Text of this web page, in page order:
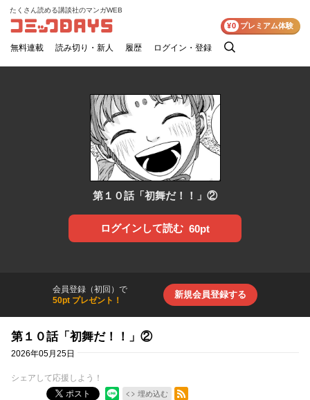
コミックDAYS
たくさん読める講談社のマンガWEB
無料連載 読み切り・新人 履歴 ログイン・登録
検
¥0 プレミアム体験
第１０話「初舞だ！！」②
ログインして読む 60pt
会員登録（初回）で
50pt プレゼント！
新規会員登録する
第１０話「初舞だ！！」②
2026年05月25日
シェアして応援しよう！
ポスト
埋め込む
RSSフィード